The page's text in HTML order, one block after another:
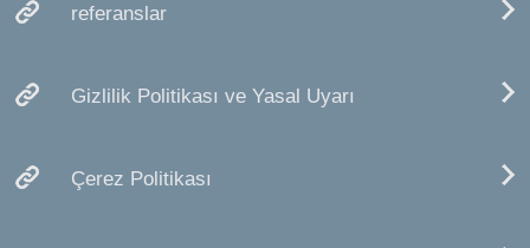
referanslar
Gizlilik Politikası ve Yasal Uyarı
Çerez Politikası